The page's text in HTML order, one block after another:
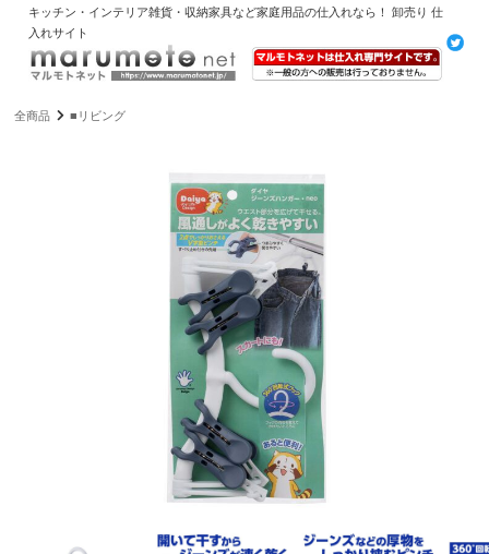
キッチン・インテリア雑貨・収納家具など家庭用品の仕入れなら！ 卸売り 仕
入れサイト
全商品 ■リビング